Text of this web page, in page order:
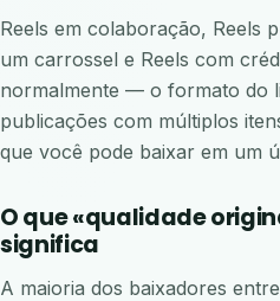
Reels em colaboração, Reels
um carrossel e Reels com
normalmente — o formato do
publicações com múltiplos
que você pode baixar em um
O que «qualidade
significa
A maioria dos baixadores